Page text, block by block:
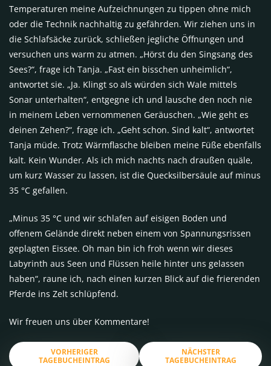
Temperaturen meine Aufzeichnungen zu tippen ohne mich
oder die Technik nachhaltig zu gefährden. Wir ziehen uns in
die Schlafsäcke zurück, schließen jegliche Öffnungen und
versuchen uns warm zu atmen. „Hörst du den Singsang des
Sees?“, frage ich Tanja. „Fast ein bisschen unheimlich“,
antwortet sie. „Ja. Klingt so als würden sich Wale mittels
Sonar unterhalten“, entgegne ich und lausche den noch nie
in meinem Leben vernommenen Geräuschen. „Wie geht es
deinen Zehen?“, frage ich. „Geht schon. Sind kalt“, antwortet
Tanja müde. Trotz Wärmflasche bleiben meine Füße ebenfalls
kalt. Kein Wunder. Als ich mich nachts nach draußen quäle,
um kurz Wasser zu lassen, ist die Quecksilbersäule auf minus
35 °C gefallen.
„Minus 35 °C und wir schlafen auf eisigen Boden und
offenem Gelände direkt neben einem von Spannungsrissen
geplagten Eissee. Oh man bin ich froh wenn wir dieses
Labyrinth aus Seen und Flüssen heile hinter uns gelassen
haben“, raune ich, nach einen kurzen Blick auf die frierenden
Pferde ins Zelt schlüpfend.
Wir freuen uns über Kommentare!
VORHERIGER
TAGEBUCHEINTRAG
NÄCHSTER
TAGEBUCHEINTRAG